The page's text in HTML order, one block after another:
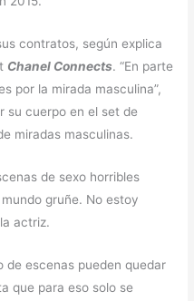
contratos, según explica
Chanel Connects. “En parte
por la mirada masculina”,
su cuerpo en el set de
miradas masculinas.
de sexo horribles
gruñe. No estoy
actriz.
de escenas pueden quedar
que para eso solo se